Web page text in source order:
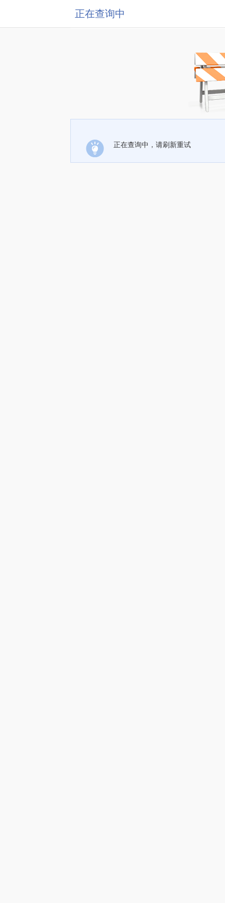
正在查询中
正在查询中，请刷新重试